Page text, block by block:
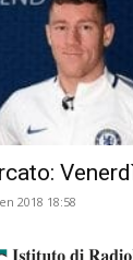
2018 18:58